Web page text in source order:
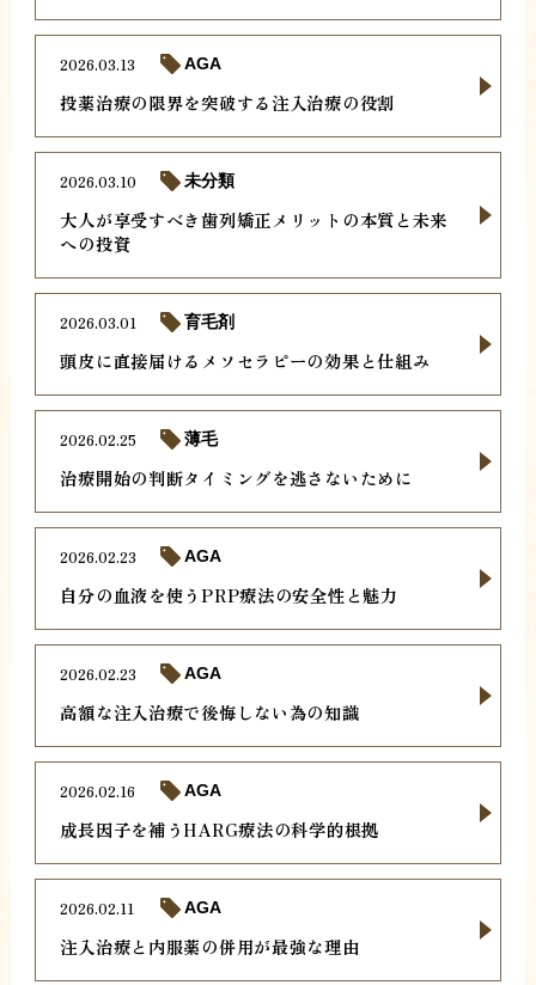
投薬治療の限界を突破する注入治療の役割
2026.03.13 AGA
大人が享受すべき歯列矯正メリットの本質と未来
への投資
2026.03.10 未分類
頭皮に直接届けるメソセラピーの効果と仕組み
2026.03.01 育毛剤
治療開始の判断タイミングを逃さないために
2026.02.25 薄毛
自分の血液を使うPRP療法の安全性と魅力
2026.02.23 AGA
高額な注入治療で後悔しない為の知識
2026.02.23 AGA
成長因子を補うHARG療法の科学的根拠
2026.02.16 AGA
注入治療と内服薬の併用が最強な理由
2026.02.11 AGA